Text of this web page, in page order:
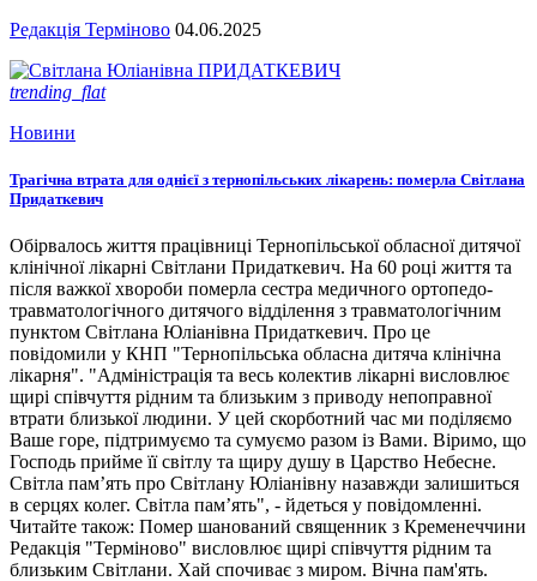
Редакція Терміново 04.06.2025
trending_flat
Новини
Трагічна втрата для однієї з тернопільських лікарень: померла Світлана
Придаткевич
Обірвалось життя працівниці Тернопільської обласної дитячої
клінічної лікарні Світлани Придаткевич. На 60 році життя та
після важкої хвороби померла сестра медичного ортопедо-
травматологічного дитячого відділення з травматологічним
пунктом Світлана Юліанівна Придаткевич. Про це
повідомили у КНП "Тернопільська обласна дитяча клінічна
лікарня". "Адміністрація та весь колектив лікарні висловлює
щирі співчуття рідним та близьким з приводу непоправної
втрати близької людини. У цей скорботний час ми поділяємо
Ваше горе, підтримуємо та сумуємо разом із Вами. Віримо, що
Господь прийме її світлу та щиру душу в Царство Небесне.
Світла пам’ять про Світлану Юліанівну назавжди залишиться
в серцях колег. Світла пам’ять", - йдеться у повідомленні.
Читайте також: Помер шанований священник з Кременеччини
Редакція "Терміново" висловлює щирі співчуття рідним та
близьким Світлани. Хай спочиває з миром. Вічна пам'ять.